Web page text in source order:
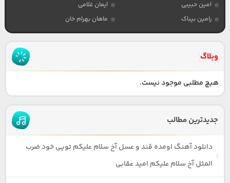
امین حبیبی
ایمان غلامی
رامین بیباک
ماهان بهرام خان
وبلاگ
هیچ مطلبی موجود نیست.
جدیدترین مطالب
دانلود آهنگ اومده قند و عسل آخ سلام علیکم تویی خود ضرب
المثل آخ سلام علیکم امید عقابی